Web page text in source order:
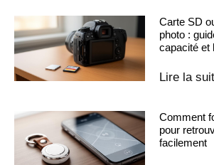
Carte SD
photo :
capacité et
Lire la
Comment
pour
facilement